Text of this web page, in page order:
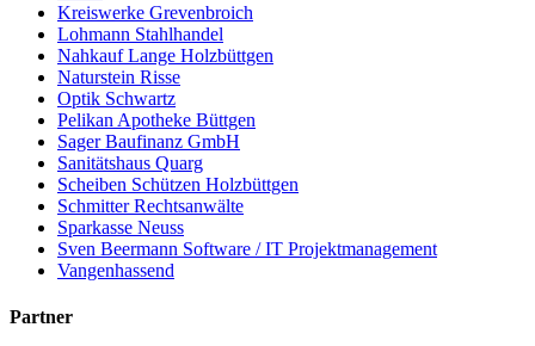
Kreiswerke Grevenbroich
Lohmann Stahlhandel
Nahkauf Lange Holzbüttgen
Naturstein Risse
Optik Schwartz
Pelikan Apotheke Büttgen
Sager Baufinanz GmbH
Sanitätshaus Quarg
Scheiben Schützen Holzbüttgen
Schmitter Rechtsanwälte
Sparkasse Neuss
Sven Beermann Software / IT Projektmanagement
Vangenhassend
Partner